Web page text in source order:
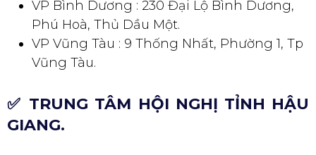
VP Bình Dương : 230 Đại Lộ Bình Dương,
Phú Hoà, Thủ Dầu Một.
VP Vũng Tàu : 9 Thống Nhất, Phường 1, Tp
Vũng Tàu.
✅ TRUNG TÂM HỘI NGHỊ TỈNH HẬU
GIANG.